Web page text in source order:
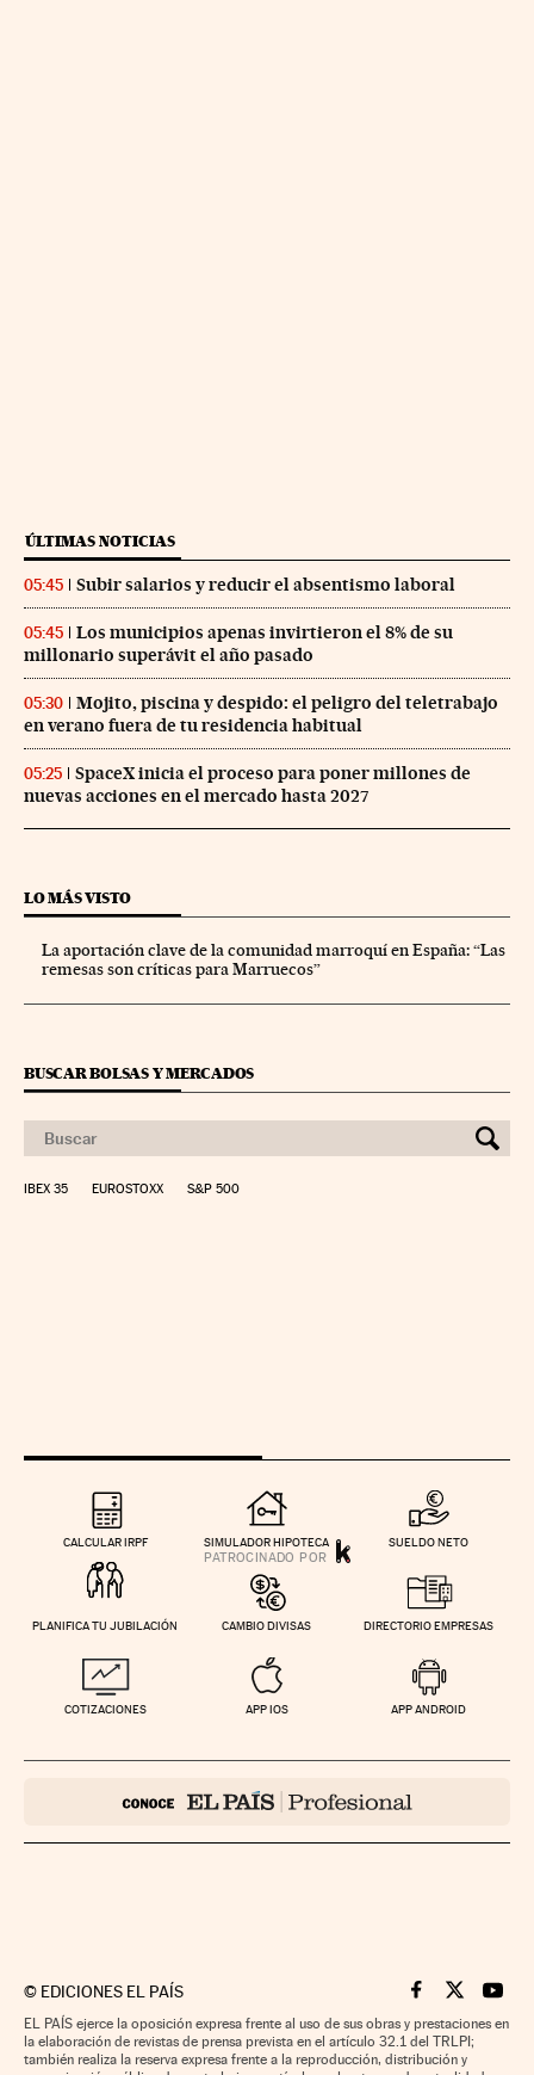
ÚLTIMAS NOTICIAS
05:45 Subir salarios y reducir el absentismo laboral
05:45
Los municipios apenas invirtieron el 8% de su
millonario superávit el año pasado
05:30
Mojito, piscina y despido: el peligro del teletrabajo
en verano fuera de tu residencia habitual
05:25
SpaceX inicia el proceso para poner millones de
nuevas acciones en el mercado hasta 2027
LO MÁS VISTO
La aportación clave de la comunidad marroquí en España: “Las
remesas son críticas para Marruecos”
BUSCAR BOLSAS Y MERCADOS
IBEX 35 EUROSTOXX S&P 500
CALCULAR IRPF SIMULADOR HIPOTECA SUELDO NETO
PLANIFICA TU JUBILACIÓN CAMBIO DIVISAS DIRECTORIO EMPRESAS
COTIZACIONES APP IOS APP ANDROID
© EDICIONES EL PAÍS Cinco Días en
Cinco Días
Cinco
EL PAÍS ejerce la oposición expresa frente al uso de sus obras y prestaciones en
la elaboración de revistas de prensa prevista en el artículo 32.1 del TRLPI;
también realiza la reserva expresa frente a la reproducción, distribución y